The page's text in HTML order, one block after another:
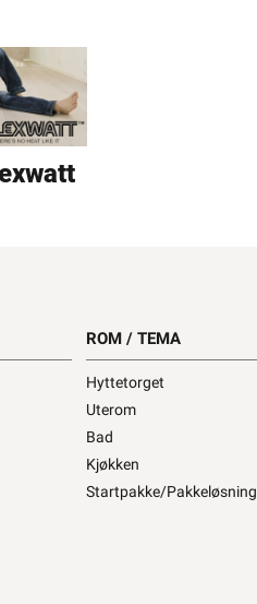
ROM / TEMA
Hyttetorget
Uterom
Bad
Kjøkken
Startpakke/Pakkeløsning